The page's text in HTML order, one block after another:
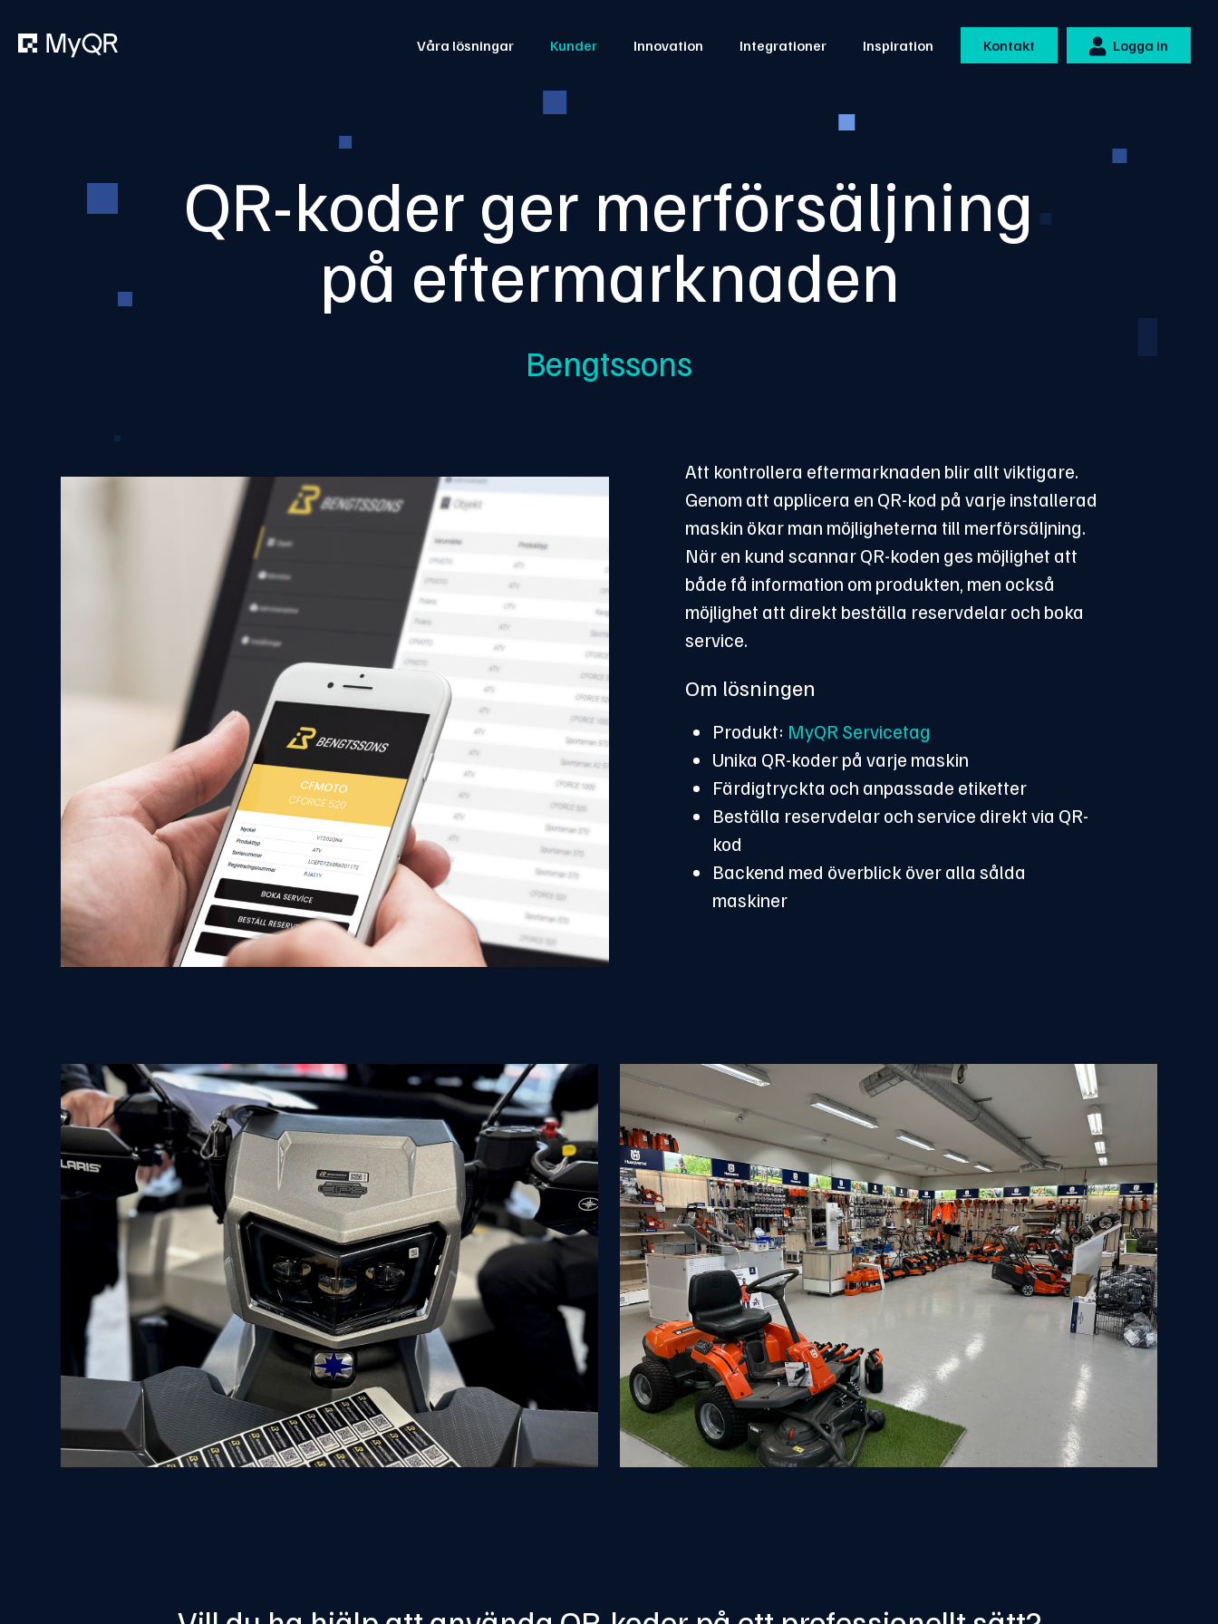
Våra lösningar Kunder Innovation Integrationer Inspiration Kontakt Logga in
QR-koder ger merförsäljning
på eftermarknaden
Bengtssons
Att kontrollera eftermarknaden blir allt viktigare.
Genom att applicera en QR-kod på varje installerad
maskin ökar man möjligheterna till merförsäljning.
När en kund scannar QR-koden ges möjlighet att
både få information om produkten, men också
möjlighet att direkt beställa reservdelar och boka
service.
Om lösningen
Produkt: MyQR Servicetag
Unika QR-koder på varje maskin
Färdigtryckta och anpassade etiketter
Beställa reservdelar och service direkt via QR-
kod
Backend med överblick över alla sålda
maskiner